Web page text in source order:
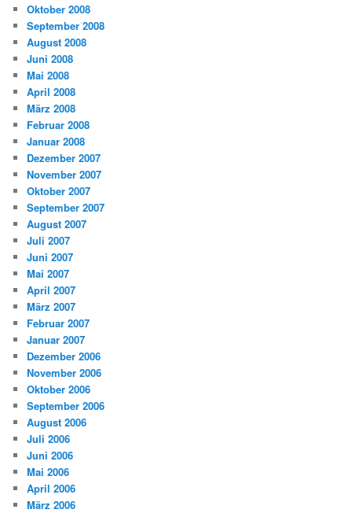
Oktober 2008
September 2008
August 2008
Juni 2008
Mai 2008
April 2008
März 2008
Februar 2008
Januar 2008
Dezember 2007
November 2007
Oktober 2007
September 2007
August 2007
Juli 2007
Juni 2007
Mai 2007
April 2007
März 2007
Februar 2007
Januar 2007
Dezember 2006
November 2006
Oktober 2006
September 2006
August 2006
Juli 2006
Juni 2006
Mai 2006
April 2006
März 2006